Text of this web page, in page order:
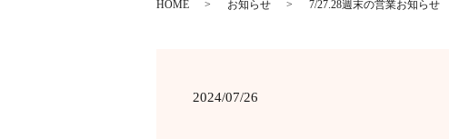
HOME お知らせ 7/27.28週末の営業お知らせ
2024/07/26